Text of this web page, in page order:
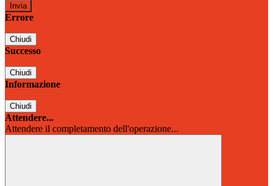
Errore
Chiudi
Successo
Chiudi
Informazione
Chiudi
Attendere...
Attendere il completamento dell'operazione...